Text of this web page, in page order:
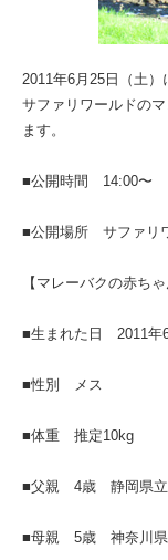
2011年6月25日（土）
サファリワールドの
ます。
■公開時間 14:00〜
■公開場所 サファリ
【マレーバクの赤ちゃ
■生まれた日 2011年6
■性別 メス
■体重 推定10kg
■父親 4歳 静岡県立
■母親 5歳 神奈川県